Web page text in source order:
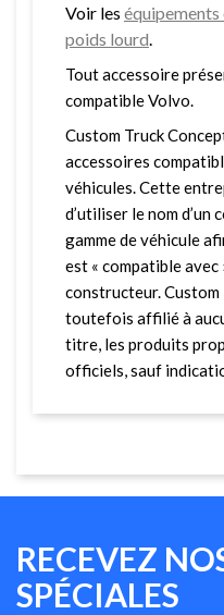
Voir les
poids lourd
Tout accessoire
compatible Volvo.
Custom Truck
accessoires
véhicules. Cette
d’utiliser le nom d’un
gamme de véhicule
est « compatible avec
constructeur. Custom
toutefois affilié à
titre, les produits
officiels, sauf
RECEVEZ
SPÉCIALES